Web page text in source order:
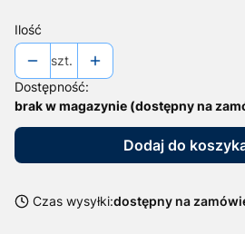
Ilość
szt.
Dostępność:
brak w magazynie (dostępny na
Dodaj do
Czas wysyłki:dostępny na